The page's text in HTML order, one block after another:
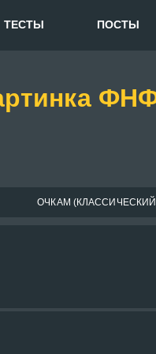
ТЕСТЫ ПОСТЫ
ОЧКАМ